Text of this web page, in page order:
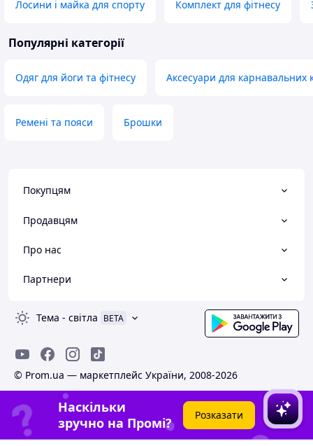
Лосини і майка для спорту Комплект для фітнесу
Популярні категорії
Одяг для йоги та фітнесу Аксесуари для карнавальних
Ремені та пояси Брошки
Покупцям
Продавцям
Про нас
Партнери
Тема - світла BETA
© Prom.ua — маркетплейс України, 2008-2026
Наскільки
зручно на Промі?
Розказати